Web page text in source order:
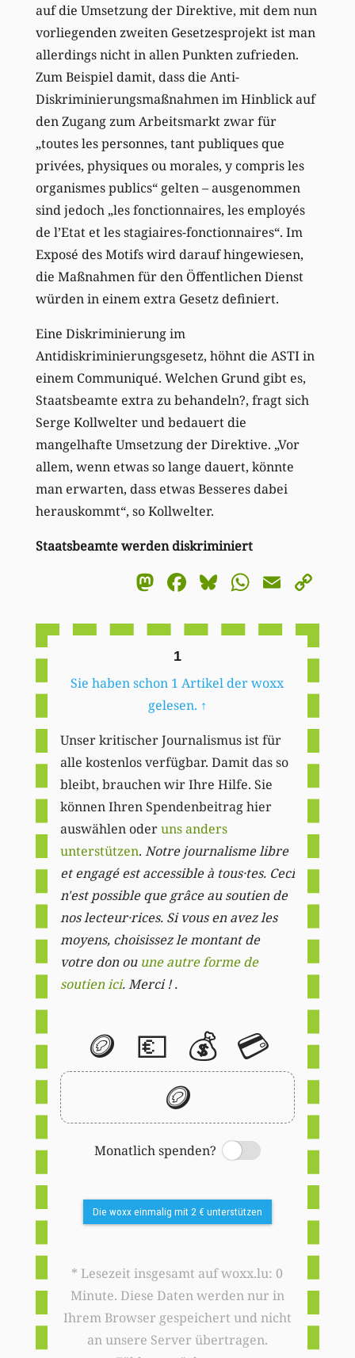
auf die Umsetzung der Direktive, mit dem nun
vorliegenden zweiten Gesetzesprojekt ist man
allerdings nicht in allen Punkten zufrieden.
Zum Beispiel damit, dass die Anti-
Diskriminierungsmaßnahmen im Hinblick auf
den Zugang zum Arbeitsmarkt zwar für
„toutes les personnes, tant publiques que
privées, physiques ou morales, y compris les
organismes publics“ gelten – ausgenommen
sind jedoch „les fonctionnaires, les employés
de l’Etat et les stagiaires-fonctionnaires“. Im
Exposé des Motifs wird darauf hingewiesen,
die Maßnahmen für den Öffentlichen Dienst
würden in einem extra Gesetz definiert.
Eine Diskriminierung im
Antidiskriminierungsgesetz, höhnt die ASTI in
einem Communiqué. Welchen Grund gibt es,
Staatsbeamte extra zu behandeln?, fragt sich
Serge Kollwelter und bedauert die
mangelhafte Umsetzung der Direktive. „Vor
allem, wenn etwas so lange dauert, könnte
man erwarten, dass etwas Besseres dabei
herauskommt“, so Kollwelter.
Staatsbeamte werden diskriminiert
Mastodon
Facebook
BlueskyEmail
1
Sie haben schon 1 Artikel der woxx
gelesen. ↑
Unser kritischer Journalismus ist für
alle kostenlos verfügbar. Damit das so
bleibt, brauchen wir Ihre Hilfe. Sie
können Ihren Spendenbeitrag hier
auswählen oderuns anders
unterstützen. Notre journalisme libre
et engagé est accessible à tous·tes. Ceci
n'est possible que grâce au soutien de
nos lecteur·rices. Si vous en avez les
moyens, choisissez le montant de
votre don ou une autre forme de
soutien ici. Merci ! .
🪙 💶 💰 💳
🪙
Monatlich spenden?
Switch
Die woxx einmalig mit 2 € unterstützen
* Lesezeit insgesamt auf woxx.lu: 0
Minute. Diese Daten werden nur in
Ihrem Browser gespeichert und nicht
an unsere Server übertragen.